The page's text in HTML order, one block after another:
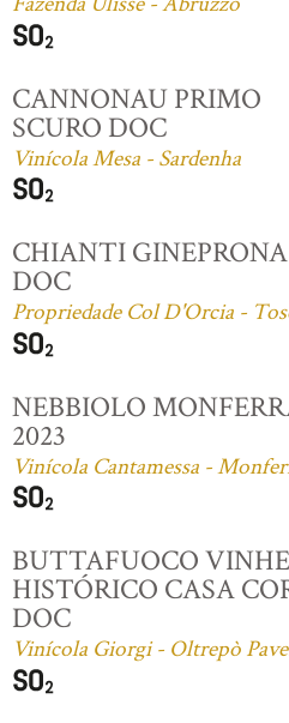
CANNONAU PRIMO
SCURO DOC
Vinícola Mesa - Sardenha
CHIANTI GINEPRONA
DOC
Propriedade Col D'Orcia -
NEBBIOLO
2023
Vinícola Cantamessa -
BUTTAFUOCO
HISTÓRICO CASA
DOC
Vinícola Giorgi - Oltrepò